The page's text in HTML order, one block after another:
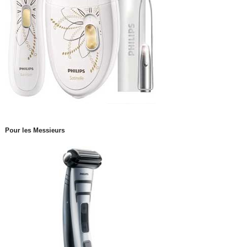
Pour les Messieurs